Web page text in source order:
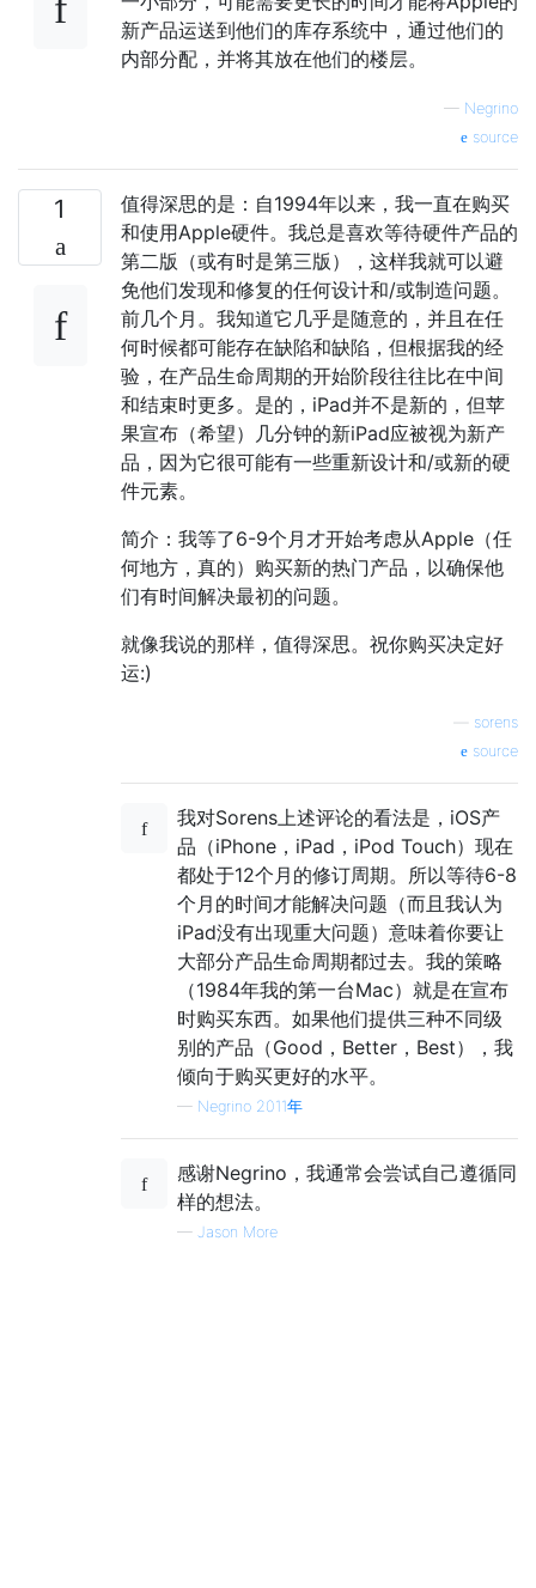
新产品运送到他们的库存系统中，通过他们的
内部分配，并将其放在他们的楼层。
— Negrino
source
1
值得深思的是：自1994年以来，我一直在购买
和使用Apple硬件。我总是喜欢等待硬件产品的
第二版（或有时是第三版），这样我就可以避
免他们发现和修复的任何设计和/或制造问题。
前几个月。我知道它几乎是随意的，并且在任
何时候都可能存在缺陷和缺陷，但根据我的经
验，在产品生命周期的开始阶段往往比在中间
和结束时更多。是的，iPad并不是新的，但苹
果宣布（希望）几分钟的新iPad应被视为新产
品，因为它很可能有一些重新设计和/或新的硬
件元素。
简介：我等了6-9个月才开始考虑从Apple（任
何地方，真的）购买新的热门产品，以确保他
们有时间解决最初的问题。
就像我说的那样，值得深思。祝你购买决定好
运:)
sorens
source
我对Sorens上述评论的看法是，iOS产
品（iPhone，iPad，iPod Touch）现在
都处于12个月的修订周期。所以等待6-8
个月的时间才能解决问题（而且我认为
iPad没有出现重大问题）意味着你要让
大部分产品生命周期都过去。我的策略
（1984年我的第一台Mac）就是在宣布
时购买东西。如果他们提供三种不同级
别的产品（Good，Better，Best），我
倾向于购买更好的水平。
— Negrino 2011年
感谢Negrino，我通常会尝试自己遵循同
样的想法。
— Jason More